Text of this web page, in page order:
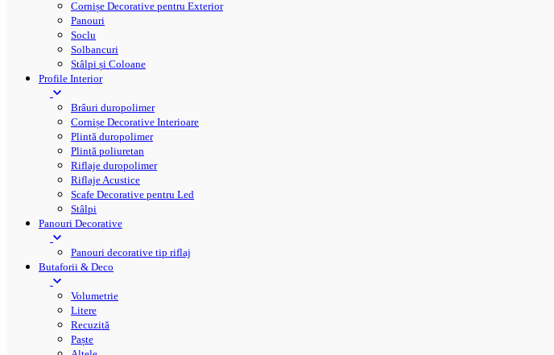
Cornișe Decorative pentru Exterior
Panouri
Soclu
Solbancuri
Stâlpi și Coloane
Profile Interior
Brâuri duropolimer
Cornișe Decorative Interioare
Plintă duropolimer
Plintă poliuretan
Riflaje duropolimer
Riflaje Acustice
Scafe Decorative pentru Led
Stâlpi
Panouri Decorative
Panouri decorative tip riflaj
Butaforii & Deco
Volumetrie
Litere
Recuzită
Paște